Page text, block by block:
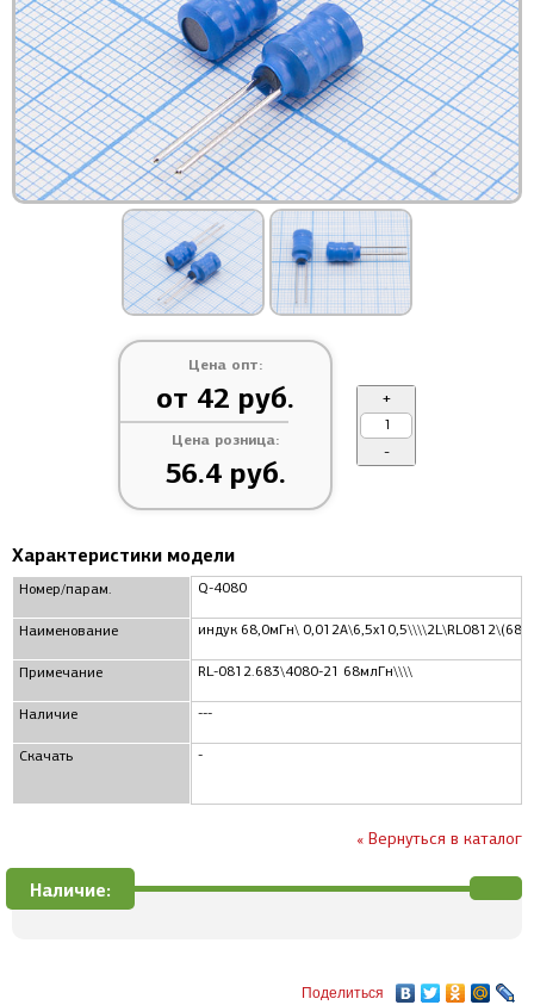
Цена опт:
от 42 руб.
Цена розница:
56.4 руб.
+
-
Характеристики модели
Номер/парам.
Наименование
Примечание
Наличие
Скачать
Q-4080
индук 68,0мГн\ 0,012А\6,5x10,5\\\\2L\RL0812\(683
RL-0812.683\4080-21 68млГн\\\\
---
-
« Вернуться в каталог
Наличие:
Поделиться